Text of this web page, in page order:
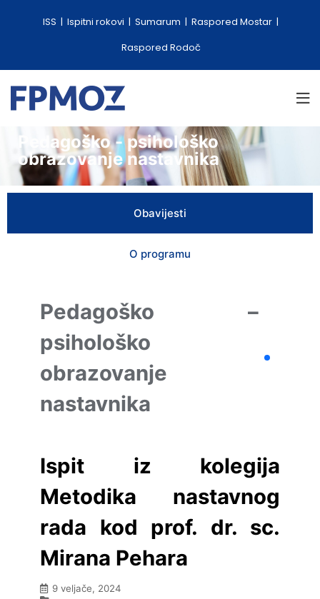
ISS Ispitni rokovi Sumarum
Raspored Mostar
Raspored Rodoč
Pedagoško - psihološko
obrazovanje nastavnika
Obavijesti
O programu
Pedagoško –
psihološko
obrazovanje
nastavnika
Ispit iz kolegija
Metodika nastavnog
rada kod prof. dr. sc.
Mirana Pehara
9 veljače, 2024